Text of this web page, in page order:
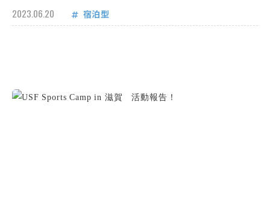
2023.06.20 宿泊型